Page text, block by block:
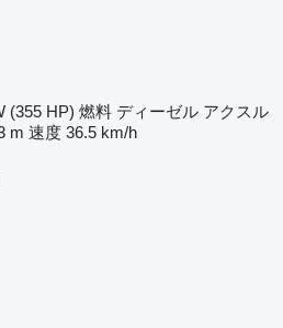
(355 HP) 燃料 ディーゼル アクスル
m 速度 36.5 km/h